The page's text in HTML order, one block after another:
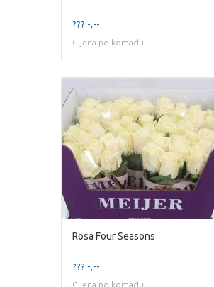
??? -,--
Cijena po komadu
Rosa Four Seasons
??? -,--
Cijena po komadu